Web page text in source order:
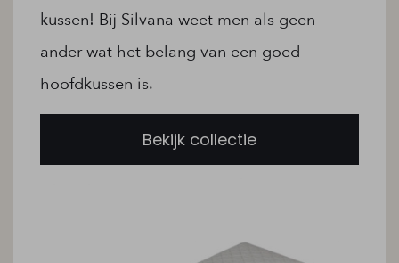
kussen! Bij Silvana weet men als geen
ander wat het belang van een goed
hoofdkussen is.
Bekijk collectie